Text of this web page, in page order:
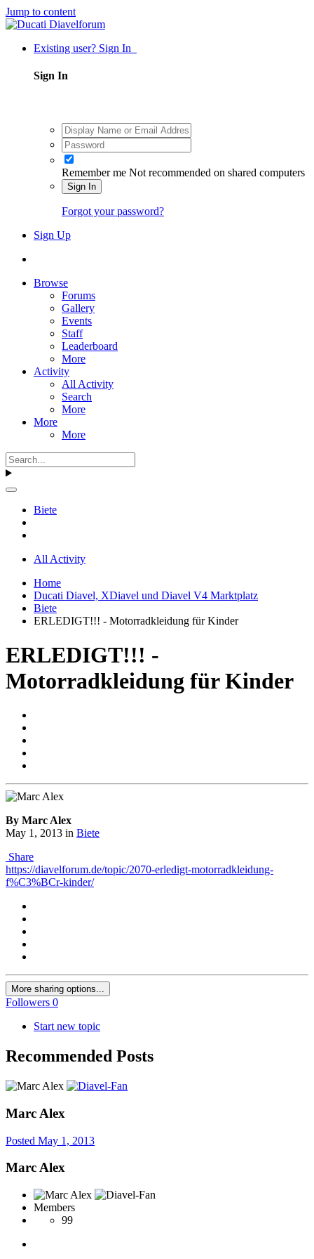
Jump to content
Existing user? Sign In
Sign In
Remember me Not recommended on shared computers
Sign In
Forgot your password?
Sign Up
Browse
Forums
Gallery
Events
Staff
Leaderboard
More
Activity
All Activity
Search
More
More
More
Biete
All Activity
Home
Ducati Diavel, XDiavel und Diavel V4 Marktplatz
Biete
ERLEDIGT!!! - Motorradkleidung für Kinder
ERLEDIGT!!! -
Motorradkleidung für Kinder
By Marc Alex
May 1, 2013 in Biete
Share
https://diavelforum.de/topic/2070-erledigt-motorradkleidung-
f%C3%BCr-kinder/
More sharing options...
Followers 0
Start new topic
Recommended Posts
Marc Alex
Posted May 1, 2013
Marc Alex
Members
99